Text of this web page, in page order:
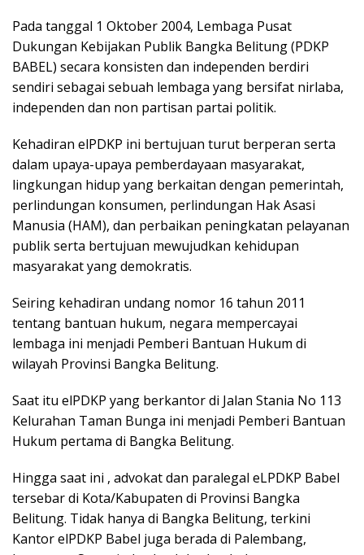
Pada tanggal 1 Oktober 2004, Lembaga Pusat
Dukungan Kebijakan Publik Bangka Belitung (PDKP
BABEL) secara konsisten dan independen berdiri
sendiri sebagai sebuah lembaga yang bersifat nirlaba,
independen dan non partisan partai politik.
Kehadiran elPDKP ini bertujuan turut berperan serta
dalam upaya-upaya pemberdayaan masyarakat,
lingkungan hidup yang berkaitan dengan pemerintah,
perlindungan konsumen, perlindungan Hak Asasi
Manusia (HAM), dan perbaikan peningkatan pelayanan
publik serta bertujuan mewujudkan kehidupan
masyarakat yang demokratis.
Seiring kehadiran undang nomor 16 tahun 2011
tentang bantuan hukum, negara mempercayai
lembaga ini menjadi Pemberi Bantuan Hukum di
wilayah Provinsi Bangka Belitung.
Saat itu elPDKP yang berkantor di Jalan Stania No 113
Kelurahan Taman Bunga ini menjadi Pemberi Bantuan
Hukum pertama di Bangka Belitung.
Hingga saat ini , advokat dan paralegal eLPDKP Babel
tersebar di Kota/Kabupaten di Provinsi Bangka
Belitung. Tidak hanya di Bangka Belitung, terkini
Kantor elPDKP Babel juga berada di Palembang,